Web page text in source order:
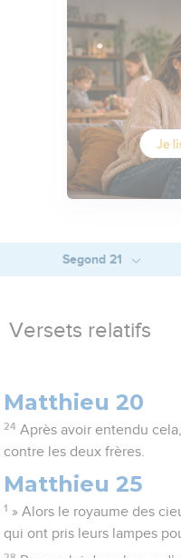
Segond 21
Versets relatifs
Matthieu 20
24 Après avoir entendu
contre les deux frères.
Matthieu 25
1 » Alors le royaume des
qui ont pris leurs lampes